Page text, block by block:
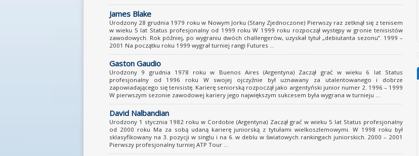
James Blake
Urodzony 28 grudnia 1979 roku w Nowym Jorku (Stany Zjednoczone) Pierwszy raz zetknął się z tenisem
w wieku 5 lat Status profesjonalny od 1999 roku W 1999 roku rozpoczął występy w gronie tenisistów
zawodowych. Rok później, po wygraniu dwóch challengerów, uzyskał tytuł „debiutanta sezonu”. 1999 –
2001 Na początku roku 1999 wygrał turniej rangi Futures ...
Gaston Gaudio
Urodzony 9 grudnia 1978 roku w Buenos Aires (Argentyna) Zaczął grać w wieku 6 lat Status
profesjonalny od 1996 roku W swojej ojczyźnie był uznawany za utalentowanego i dobrze
zapowiadającego się tenisistę. Karierę seniorską rozpoczął jako argentyński junior numer 2. 1996 – 1999
W pierwszym sezonie zawodowej kariery jego największym sukcesem była wygrana w turnieju ...
David Nalbandian
Urodzony 1 stycznia 1982 roku w Cordobie (Argentyna) Zaczął grać w wieku 5 lat Status profesjonalny
od 2000 roku Ma za sobą udaną karierę juniorską z tytułami wielkoszlemowymi. W 1998 roku był
sklasyfikowany na 3. pozycji w singlu i na 6. w deblu w światowych rankingach juniorskich. 2000 – 2001
Pierwszy profesjonalny turniej ATP Tour ...